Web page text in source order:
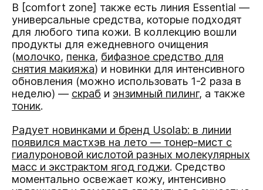
В [comfort zone] также есть линия Essential —
универсальные средства, которые подходят
для любого типа кожи. В коллекцию вошли
продукты для ежедневного очищения
(молочко, пенка, бифазное средство для
снятия макияжа) и новинки для интенсивного
обновления (можно использовать 1-2 раза в
неделю) — скраб и энзимный пилинг, а также
тоник.
Радует новинками и бренд Usolab: в линии
появился мастхэв на лето — тонер-мист с
гиалуроновой кислотой разных молекулярных
масс и экстрактом ягод годжи. Средство
моментально освежает кожу, интенсивно